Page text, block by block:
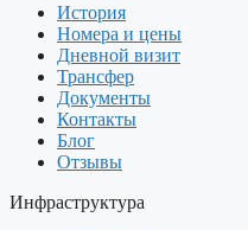
История
Номера и цены
Дневной визит
Трансфер
Документы
Контакты
Блог
Отзывы
Инфраструктура